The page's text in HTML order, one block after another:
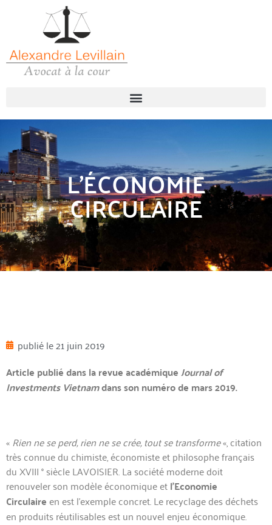
L’ÉCONOMIE
CIRCULAIRE
publié le21 juin 2019
Article publié dans la revue académiqueJournal of
Investments Vietnamdans son numéro de mars 2019.
«Rien ne se perd, rien ne se crée, tout se transforme«, citation
très connue du chimiste, économiste et philosophe français
du XVIII ° siècle LAVOISIER. La société moderne doit
renouveler son modèle économique etl’Economie
Circulaire en est l’exemple concret. Le recyclage des déchets
en produits réutilisables est un nouvel enjeu économique.